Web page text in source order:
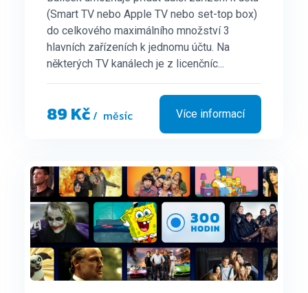
(Smart TV nebo Apple TV nebo set-top box)
do celkového maximálního množství 3
hlavních zařízeních k jednomu účtu. Na
některých TV kanálech je z licenčníc...
89 Kč/ měsíc Více informací